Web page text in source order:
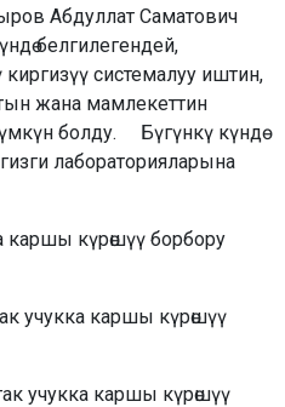
Абдуллат Саматович
белгилегендей,
киргизүү системалуу иштин,
жана мамлекеттин
болду. ⠀ Бүгүнкү күндө
лабораторияларына
каршы күрөшүү борбору
учукка каршы күрөшүү
учукка каршы күрөшүү